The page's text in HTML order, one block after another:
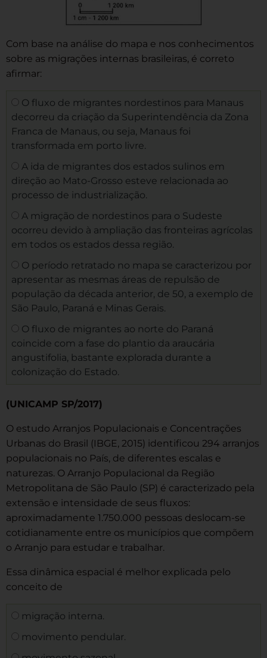
Com base na análise do mapa e nos conhecimentos
sobre as migrações internas brasileiras, é correto
afirmar:
O fluxo de migrantes nordestinos para Manaus
decorreu da criação da Superintendência da Zona
Franca de Manaus, ou seja, Manaus foi
transformada em porto livre.
A ida de migrantes dos estados sulinos em
direção ao Mato-Grosso esteve relacionada ao
processo de industrialização.
A migração de nordestinos para o Sudeste
ocorreu devido à ampliação das fronteiras agrícolas
em todos os estados dessa região.
O período retratado no mapa se caracterizou por
apresentar as mesmas áreas de repulsão de
população da década anterior, de 50, a exemplo de
São Paulo, Paraná e Minas Gerais.
O fluxo de migrantes ao norte do Paraná
coincide com a fase do plantio da araucária
angustifolia, bastante explorada durante a
colonização do Estado.
(UNICAMP SP/2017)
O estudo Arranjos Populacionais e Concentrações
Urbanas do Brasil (IBGE, 2015) identificou 294 arranjos
populacionais no País, de diferentes escalas e
naturezas. O Arranjo Populacional da Região
Metropolitana de São Paulo (SP) é caracterizado pela
extensão e intensidade de seus fluxos:
aproximadamente 1.750.000 pessoas deslocam-se
cotidianamente entre os municípios que compõem
o Arranjo para estudar e trabalhar.
Essa dinâmica espacial é melhor explicada pelo
conceito de
migração interna.
movimento pendular.